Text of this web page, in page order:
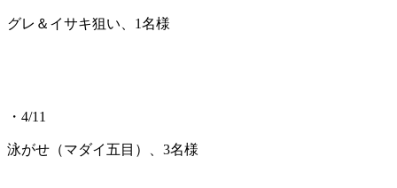
グレ＆イサキ狙い、1名様
・4/11
泳がせ（マダイ五目）、3名様